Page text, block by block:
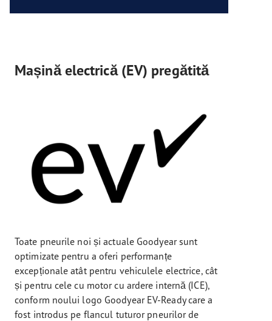
Mașină electrică (EV) pregătită
Toate pneurile noi și actuale Goodyear sunt
optimizate pentru a oferi performanțe
excepționale atât pentru vehiculele electrice, cât
și pentru cele cu motor cu ardere internă (ICE),
conform noului logo Goodyear EV-Ready care a
fost introdus pe flancul tuturor pneurilor de